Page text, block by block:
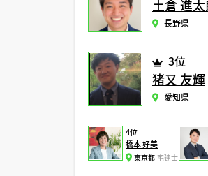
土倉 進
長野県
3位
猪又 友輝
愛知県
4位
橋本 好美
宅建士
東京都